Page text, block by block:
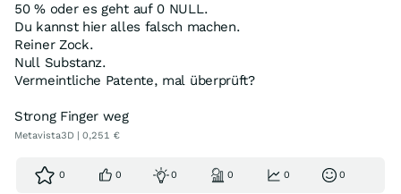
50 % oder es geht auf 0 NULL.
Du kannst hier alles falsch machen.
Reiner Zock.
Null Substanz.
Vermeintliche Patente, mal überprüft?
Strong Finger weg
Metavista3D | 0,251 €
0 0 0 0 0 0